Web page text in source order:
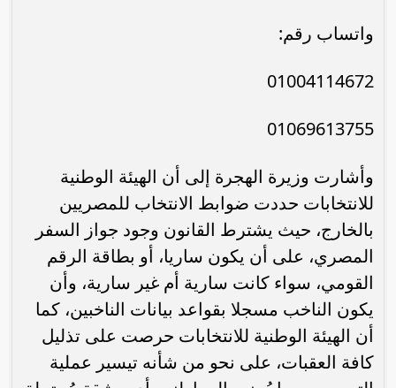
واتساب رقم:
01004114672
01069613755
وأشارت وزيرة الهجرة إلى أن الهيئة الوطنية
للانتخابات حددت ضوابط الانتخاب للمصريين
بالخارج، حيث يشترط القانون وجود جواز السفر
المصري، على أن يكون ساريا، أو بطاقة الرقم
القومي، سواء كانت سارية أم غير سارية، وأن
يكون الناخب مسجلا بقواعد بيانات الناخبين، كما
أن الهيئة الوطنية للانتخابات حرصت على تذليل
كافة العقبات، على نحو من شأنه تيسير عملية